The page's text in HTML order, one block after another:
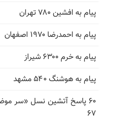
پیام به افشین ۷۸۰ تهران
پیام به احمدرضا ۱۹۷۰ اصفهان
پیام به خرم ۶۳۰۰ شیراز
پیام به هوشنگ ۵۴۰ مشهد
۶۰ پاسخ آتشین نسل «سر
۶۷